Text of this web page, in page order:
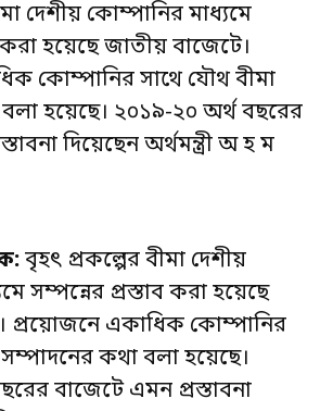
দেশীয় কোম্পানির মাধ্যমে
করা হয়েছে জাতীয় বাজেটে।
কোম্পানির সাথে যৌথ বীমা
হয়েছে। ২০১৯-২০ অর্থ বছরের
দিয়েছেন অর্থমন্ত্রী অ হ ম
বৃহৎ প্রকল্পের বীমা দেশীয়
সম্পন্নের প্রস্তাব করা হয়েছে
প্রয়োজনে একাধিক কোম্পানির
কথা বলা হয়েছে।
বাজেটে এমন প্রস্তাবনা